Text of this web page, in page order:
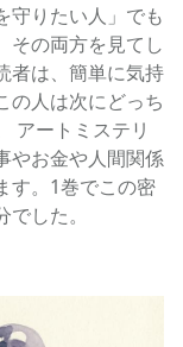
守りたい人」でも
その両方を見てし
者は、簡単に気持
の人は次にどっち
アートミステリ
やお金や人間関係
す。1巻でこの密
した。